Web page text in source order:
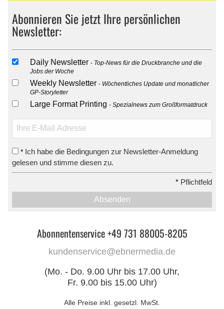
Abonnieren Sie jetzt Ihre persönlichen
Newsletter:
Daily Newsletter
Top-News für die Druckbranche und die
Jobs der Woche
Weekly Newsletter
Wöchentliches Update und monatlicher
GP-Storyletter
Large Format Printing Spezialnews zum Großformatdruck
* Ich habe die Bedingungen zur Newsletter-Anmeldung
gelesen und stimme diesen zu.
* Pflichtfeld
Absenden
Abonnentenservice +49 731 88005-8205
kundenservice@ebnermedia.de
(Mo. - Do. 9.00 Uhr bis 17.00 Uhr,
Fr. 9.00 bis 15.00 Uhr)
Alle Preise inkl. gesetzl. MwSt.